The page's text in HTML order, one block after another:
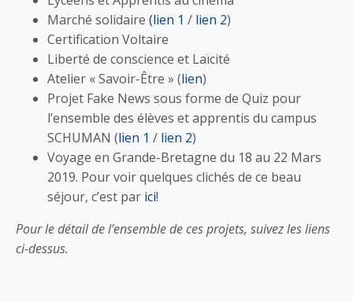
Marché solidaire (lien 1 / lien 2)
Certification Voltaire
Liberté de conscience et Laïcité
Atelier « Savoir-Être » (lien)
Projet Fake News sous forme de Quiz pour
l’ensemble des élèves et apprentis du campus
SCHUMAN (lien 1 / lien 2)
Voyage en Grande-Bretagne du 18 au 22 Mars
2019. Pour voir quelques clichés de ce beau
séjour, c’est par ici!
Pour le détail de l’ensemble de ces projets, suivez les liens
ci-dessus.